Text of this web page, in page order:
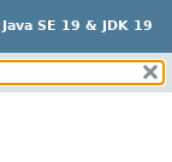
Java SE 19 & JDK 19